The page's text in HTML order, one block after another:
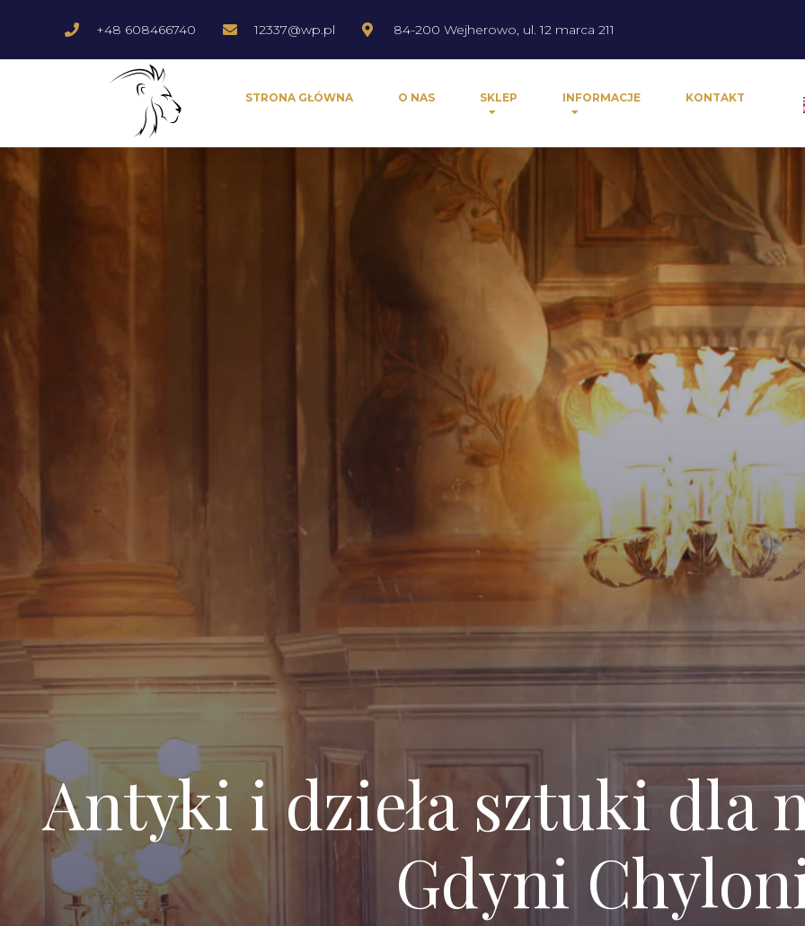
+48 608466740 12337@wp.pl 84-200 Wejherowo, ul. 12 marca 211
STRONA GŁÓWNA O NAS SKLEP INFORMACJE KONTAKT
Antyki i dzieła sztuki dla
Gdyni